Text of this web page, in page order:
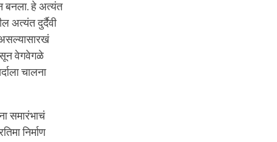
बनला. हे अत्यंत
अत्यंत दुर्दैवी
असल्यासारखं
वेगवेगळे
चालना
समारंभाचं
निर्माण